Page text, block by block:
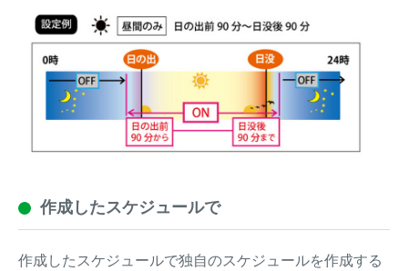
作成したスケジュールで
作成したスケジュールで独自のスケジュールを作成する